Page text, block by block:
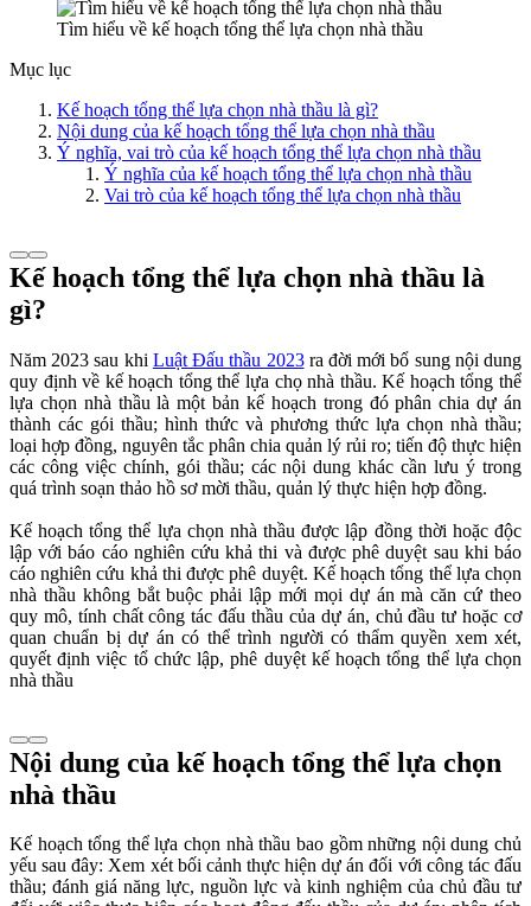
Tìm hiểu về kế hoạch tổng thể lựa chọn nhà thầu
Mục lục
Kế hoạch tổng thể lựa chọn nhà thầu là gì?
Nội dung của kế hoạch tổng thể lựa chọn nhà thầu
Ý nghĩa, vai trò của kế hoạch tổng thể lựa chọn nhà thầu
Ý nghĩa của kế hoạch tổng thể lựa chọn nhà thầu
Vai trò của kế hoạch tổng thể lựa chọn nhà thầu
Kế hoạch tổng thể lựa chọn nhà thầu là
gì?
Năm 2023 sau khi Luật Đấu thầu 2023ra đời mới bổ sung nội dung
quy định về kế hoạch tổng thể lựa chọ nhà thầu. Kế hoạch tổng thể
lựa chọn nhà thầu là một bản kế hoạch trong đó phân chia dự án
thành các gói thầu; hình thức và phương thức lựa chọn nhà thầu;
loại hợp đồng, nguyên tắc phân chia quản lý rủi ro; tiến độ thực hiện
các công việc chính, gói thầu; các nội dung khác cần lưu ý trong
quá trình soạn thảo hồ sơ mời thầu, quản lý thực hiện hợp đồng.
Kế hoạch tổng thể lựa chọn nhà thầu được lập đồng thời hoặc độc
lập với báo cáo nghiên cứu khả thi và được phê duyệt sau khi báo
cáo nghiên cứu khả thi được phê duyệt. Kế hoạch tổng thể lựa chọn
nhà thầu không bắt buộc phải lập mới mọi dự án mà căn cứ theo
quy mô, tính chất công tác đấu thầu của dự án, chủ đầu tư hoặc cơ
quan chuẩn bị dự án có thể trình người có thẩm quyền xem xét,
quyết định việc tổ chức lập, phê duyệt kế hoạch tổng thể lựa chọn
nhà thầu
Nội dung của kế hoạch tổng thể lựa chọn
nhà thầu
Kế hoạch tổng thể lựa chọn nhà thầu bao gồm những nội dung chủ
yếu sau đây: Xem xét bối cảnh thực hiện dự án đối với công tác đấu
thầu; đánh giá năng lực, nguồn lực và kinh nghiệm của chủ đầu tư